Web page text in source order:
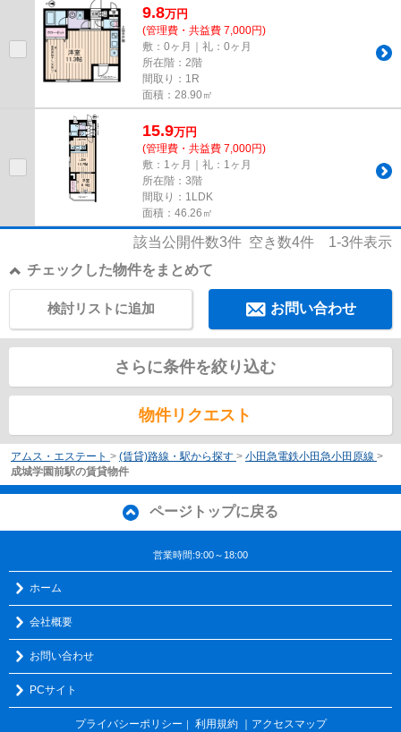
9.8万円
(管理費・共益費 7,000円)
敷：0ヶ月｜礼：0ヶ月
所在階：2階
間取り：1R
面積：28.90㎡
15.9万円
(管理費・共益費 7,000円)
敷：1ヶ月｜礼：1ヶ月
所在階：3階
間取り：1LDK
面積：46.26㎡
該当公開件数3件 空き数4件 1-3件表示
チェックした物件をまとめて
お問い合わせ
検討リストに追加
さらに条件を絞り込む
物件リクエスト
アムス・エステート > (賃貸)路線・駅から探す > 小田急電鉄小田急小田原線 >
成城学園前駅の賃貸物件
ページトップに戻る
営業時間:9:00～18:00
ホーム
会社概要
お問い合わせ
PCサイト
プライバシーポリシー ｜ 利用規約 ｜アクセスマップ